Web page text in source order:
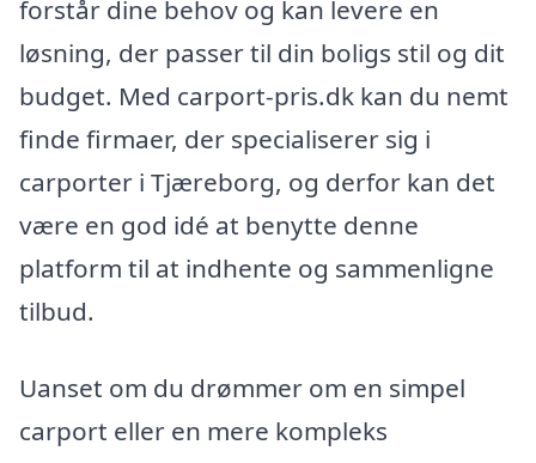
forstår dine behov og kan levere en
løsning, der passer til din boligs stil og dit
budget. Med carport-pris.dk kan du nemt
finde firmaer, der specialiserer sig i
carporter i Tjæreborg, og derfor kan det
være en god idé at benytte denne
platform til at indhente og sammenligne
tilbud.
Uanset om du drømmer om en simpel
carport eller en mere kompleks